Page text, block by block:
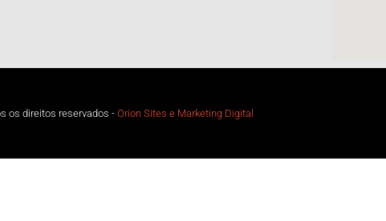
os direitos reservados - Orion Sites e Marketing Digital